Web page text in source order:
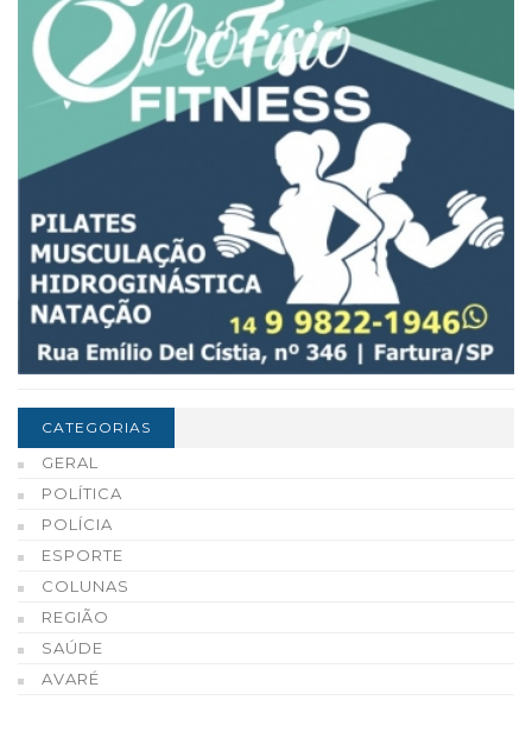
CATEGORIAS
GERAL
POLÍTICA
POLÍCIA
ESPORTE
COLUNAS
REGIÃO
SAÚDE
AVARÉ